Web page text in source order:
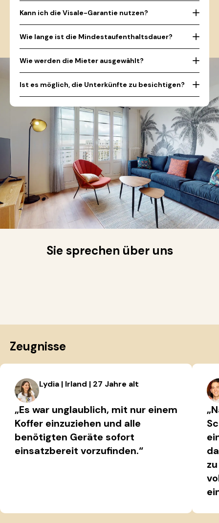
Kann ich die Visale-Garantie nutzen?
Wie lange ist die Mindestaufenthaltsdauer?
Wie werden die Mieter ausgewählt?
Ist es möglich, die Unterkünfte zu besichtigen?
Sie sprechen über uns
Zeugnisse
Lydia | Irland | 27 Jahre alt
„Es war unglaublich, mit nur einem
Koffer einzuziehen und alle
benötigten Geräte sofort
einsatzbereit vorzufinden.“